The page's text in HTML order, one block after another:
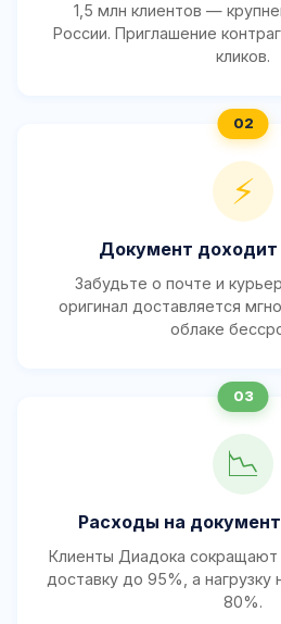
1,5 млн клиентов —
России. Приглашение
кликов.
⚡
Документ доходит
Забудьте о почте и
оригинал доставляется
облаке
📉
Расходы на
Клиенты Диадока сокращают
доставку до 95%, а
80%.